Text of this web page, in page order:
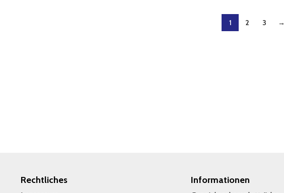
1 2 3 →
Rechtliches Informationen